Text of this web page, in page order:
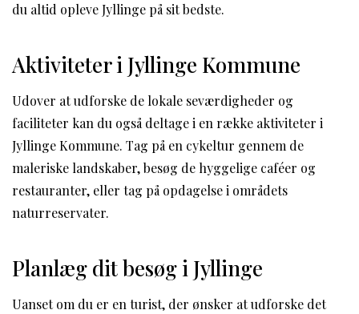
du altid opleve Jyllinge på sit bedste.
Aktiviteter i Jyllinge Kommune
Udover at udforske de lokale seværdigheder og
faciliteter kan du også deltage i en række aktiviteter i
Jyllinge Kommune. Tag på en cykeltur gennem de
maleriske landskaber, besøg de hyggelige caféer og
restauranter, eller tag på opdagelse i områdets
naturreservater.
Planlæg dit besøg i Jyllinge
Uanset om du er en turist, der ønsker at udforske det